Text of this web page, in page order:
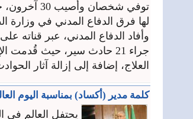
توفي
لها فرق الدفاع المدني في وزارة الطوارئ
جراء 21 حادث سير، حيث قُدمت
العلاج، إضافة إلى إزالة آثار
كلمة مدير (أكساد) بمناسبة اليوم
يحتفل العالم في